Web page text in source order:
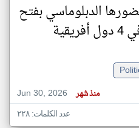
الدبلوماسي بفتح
Jun 30, 2026
منذ شهر
عدد الكلمات: ٢٢٨